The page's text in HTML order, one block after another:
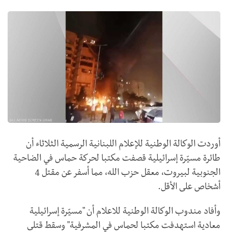
أوردت الوكالة الوطنية للإعلام اللبنانية الرسمية الثلاثاء أن
طائرة مسيّرة إسرائيلية قصفت مكتبا لحركة حماس في الضاحية
الجنوبية لبيروت، معقل حزب الله، مما أسفر عن مقتل 4
أشخاص على الأقل.
وأفاد مندوب الوكالة الوطنية للاعلام أن "مسيّرة إسرائيلية
معادية استهدفت مكتبا لحماس في المشرفية" وسقط قتلى